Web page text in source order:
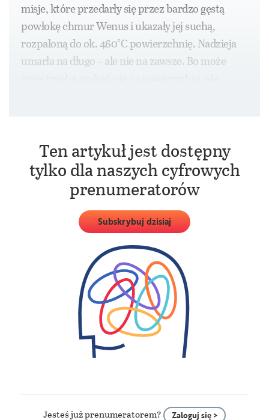
misje, które przedarły się przez bardzo gęstą
powłokę chmur Wenus i ukazały jej suchą,
rozpaloną do ok. 460°C powierzchnię. Nadzieja
umarła na długo – ale nie na zawsze. Bo może
Ten artykuł jest dostępny
tylko dla naszych cyfrowych
prenumeratorów
Subskrybuj dzisiaj
Jesteś już prenumeratorem? Zaloguj się >